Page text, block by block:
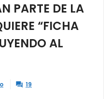
PARTE DE LA
“FICHA
AL
 19